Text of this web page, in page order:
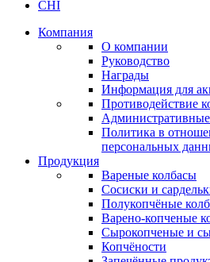
CHI
Компания
О компании
Руководство
Награды
Информация для
Противодействие
Политика в
персональных
Продукция
Вареные колбасы
Сосиски и
Полукопчёные
Варено-копченые
Сырокопченые и
Копчёности